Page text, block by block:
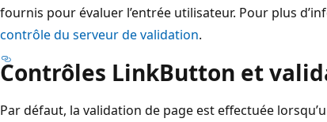
fournis pour évaluer l’entrée utilisateur. Pour plus
contrôle du serveur de validation.
Contrôles LinkButton et
Par défaut, la validation de page est effectuée